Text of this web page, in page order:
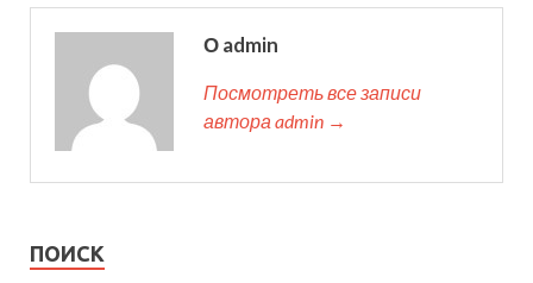
О admin
Посмотреть все записи
автора admin →
ПОИСК